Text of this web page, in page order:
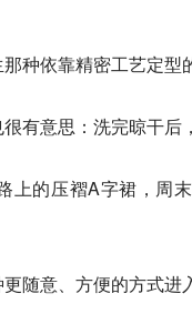
种依靠精密工艺定型
有意思：洗完晾干后
上的压褶A字裙，周
随意、方便的方式进